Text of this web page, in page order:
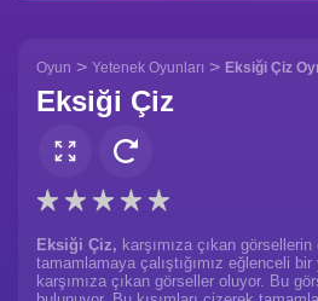
Oyun > Yetenek Oyunları > Eksiği Çiz
Eksiği Çiz
Eksiği Çiz, karşımıza çıkan
tamamlamaya çalıştığımız eğlenceli bir
karşımıza çıkan görseller oluyor. Bu